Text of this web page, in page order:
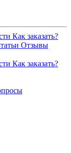
Как заказать?
Отзывы
Как заказать?